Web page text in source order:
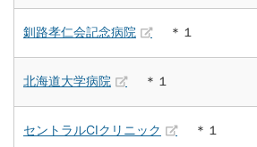
釧路孝仁会記念病院 ＊１
北海道大学病院 ＊１
セントラルCIクリニック ＊１